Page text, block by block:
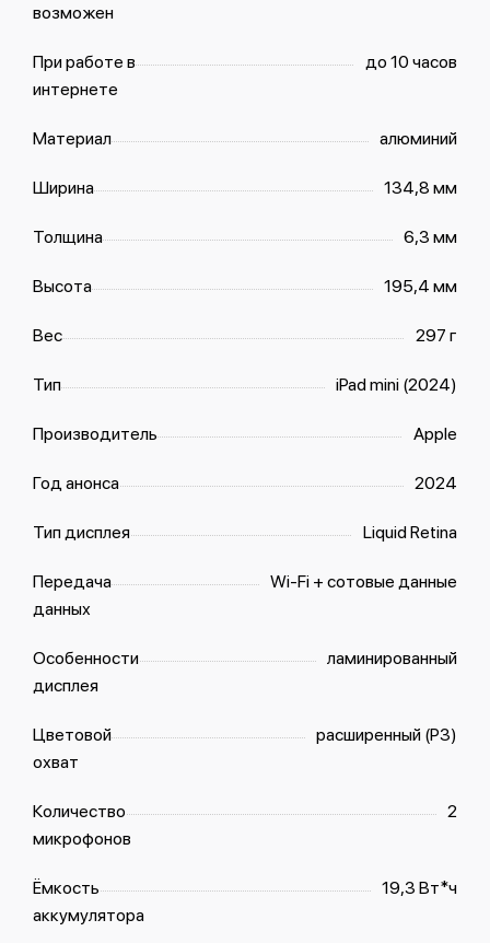
возможен
При работе в
интернете
до 10 часов
Материал алюминий
Ширина 134,8 мм
Толщина 6,3 мм
Высота 195,4 мм
Вес 297 г
Тип iPad mini (2024)
Производитель Apple
Год анонса 2024
Тип дисплея Liquid Retina
Передача
данных
Wi-Fi + сотовые данные
Особенности
дисплея
ламинированный
Цветовой
охват
расширенный (P3)
Количество
микрофонов
2
Ёмкость
аккумулятора
19,3 Вт*ч